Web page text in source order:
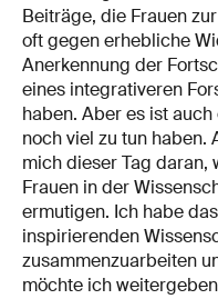
Beiträge, die Frauen
oft gegen erhebliche
Anerkennung der
eines integrativeren
haben. Aber es ist
noch viel zu tun haben.
mich dieser Tag daran,
Frauen in der
ermutigen. Ich habe
inspirierenden
zusammenzuarbeiten
möchte ich